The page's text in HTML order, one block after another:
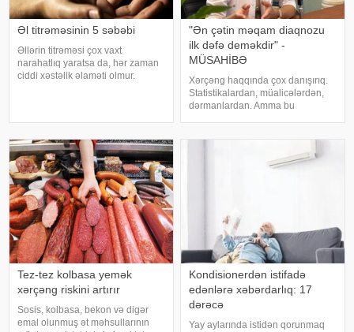
Əl titrəməsinin 5 səbəbi
Əllərin titrəməsi çox vaxt
narahatlıq yaratsa da, hər zaman
ciddi xəstəlik əlaməti olmur.
"Ən çətin məqam diaqnozu
ilk dəfə deməkdir" -
MÜSAHİBƏ
Xərçəng haqqında çox danışırıq.
Statistikalardan, müalicələrdən,
dərmanlardan. Amma bu
yanlış bildiklərindən daha az
danışırıq. Elə buna gör
Tez-tez kolbasa yemək
xərçəng riskini artırır
Sosis, kolbasa, bekon və digər
emal olunmuş ət məhsullarının
Kondisionerdən istifadə
edənlərə xəbərdarlıq: 17
dərəcə
Yay aylarında istidən qorunmaq